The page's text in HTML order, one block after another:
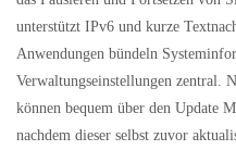
unterstützt IPv6 und kurze
Anwendungen bündeln
Verwaltungseinstellungen zentral.
können bequem über den Update
nachdem dieser selbst zuvor